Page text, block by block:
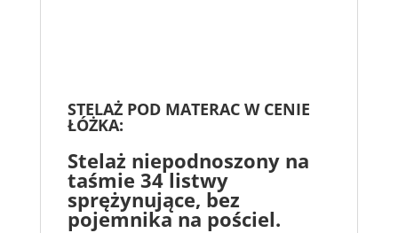
STELAŻ POD MATERAC W CENIE
ŁÓŻKA:
Stelaż niepodnoszony na
taśmie 34 listwy
sprężynujące, bez
pojemnika na pościel.